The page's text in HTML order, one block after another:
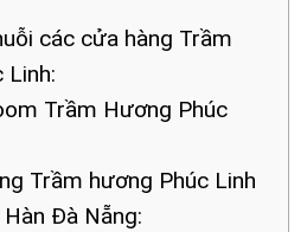
các cửa hàng Trầm
Linh:
Trầm Hương Phúc
Trầm hương Phúc Linh
Đà Nẵng: